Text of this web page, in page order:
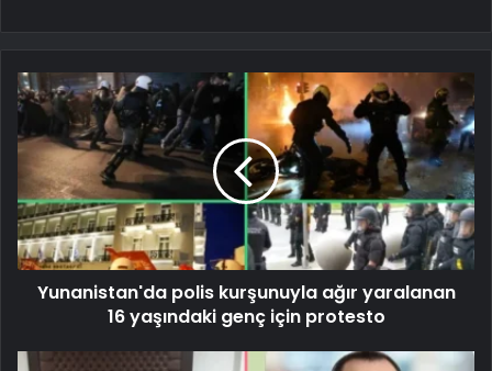
Yunanistan'da polis kurşunuyla ağır yaralanan
16 yaşındaki genç için protesto